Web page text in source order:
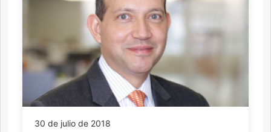
30 de julio de 2018